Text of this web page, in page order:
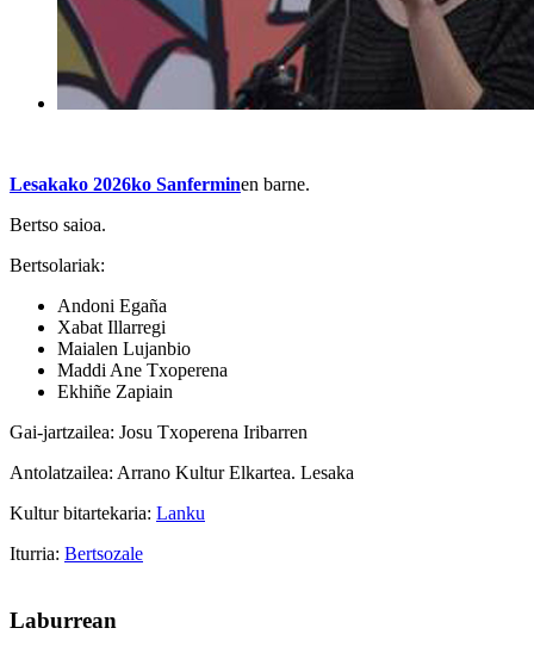
Lesakako 2026ko Sanferminen barne.
Bertso saioa.
Bertsolariak:
Andoni Egaña
Xabat Illarregi
Maialen Lujanbio
Maddi Ane Txoperena
Ekhiñe Zapiain
Gai-jartzailea: Josu Txoperena Iribarren
Antolatzailea: Arrano Kultur Elkartea. Lesaka
Kultur bitartekaria: Lanku
Iturria: Bertsozale
Laburrean